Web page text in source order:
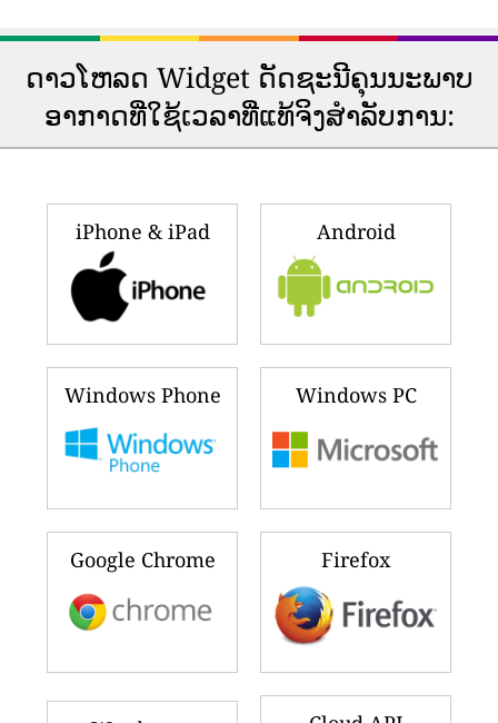
🇿🇲
🇨🇱 179
Chile
🇦🇪 152
United Arab Emirates
🇵🇰 146
Pakistan
🇺🇸 145
United States
Indonesia
🇿🇦South Africa
🇺🇬
🇲🇾
🇨🇳 121
China
🇰🇼Kuwait
🇮🇳 115
India
🇨🇦Canada
🇹🇯Tajikistan
🇵🇸Palestine
🇸🇬
Ranking updated ບໍ່ເທົ່າໃດວິນາທີຜ່ານມາ
ດາວ​ໂຫລດ Widget ດັດ​ຊະ​ນີ​ຄຸນ​ນະ​ພາບ​
ອາ​ກາດ​ທີ່​ໃຊ້​ເວ​ລາ​ທີ່​ແທ້​ຈິງ​ສໍາ​ລັບ​ການ​:
iPhone & iPad Android